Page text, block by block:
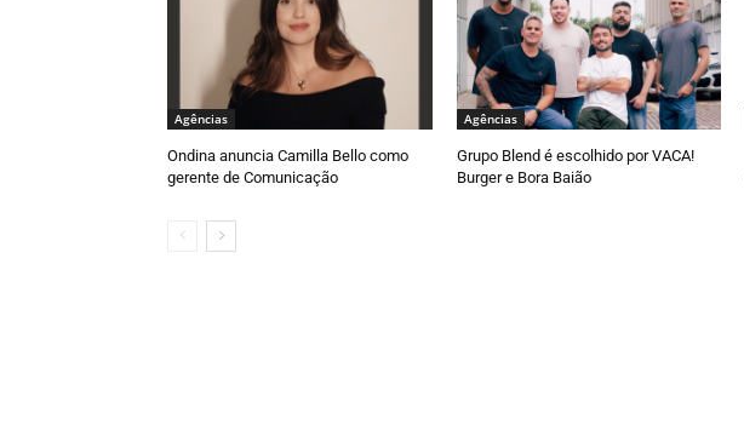
Agências
Ondina anuncia Camilla Bello como
gerente de Comunicação
Agências
Grupo Blend é escolhido por VACA!
Burger e Bora Baião